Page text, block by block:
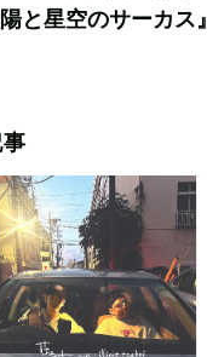
と星空のサーカス』